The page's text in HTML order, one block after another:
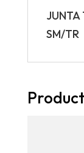
JUNTA
SM/TR